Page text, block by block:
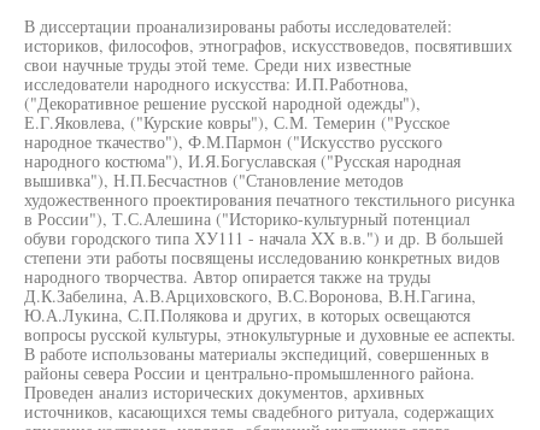
В диссертации проанализированы работы исследователей:
историков, философов, этнографов, искусствоведов, посвятивших
свои научные труды этой теме. Среди них известные
исследователи народного искусства: И.П.Работнова,
("Декоративное решение русской народной одежды"),
Е.Г.Яковлева, ("Курские ковры"), С.М. Темерин ("Русское
народное ткачество"), Ф.М.Пармон ("Искусство русского
народного костюма"), И.Я.Богуславская ("Русская народная
вышивка"), Н.П.Бесчастнов ("Становление методов
художественного проектирования печатного текстильного рисунка
в России"), Т.С.Алешина ("Историко-культурный потенциал
обуви городского типа ХУ111 - начала XX в.в.") и др. В большей
степени эти работы посвящены исследованию конкретных видов
народного творчества. Автор опирается также на труды
Д.К.Забелина, А.В.Арциховского, В.С.Воронова, В.Н.Гагина,
Ю.А.Лукина, С.П.Полякова и других, в которых освещаются
вопросы русской культуры, этнокультурные и духовные ее аспекты.
В работе использованы материалы экспедиций, совершенных в
районы севера России и центрально-промышленного района.
Проведен анализ исторических документов, архивных
источников, касающихся темы свадебного ритуала, содержащих